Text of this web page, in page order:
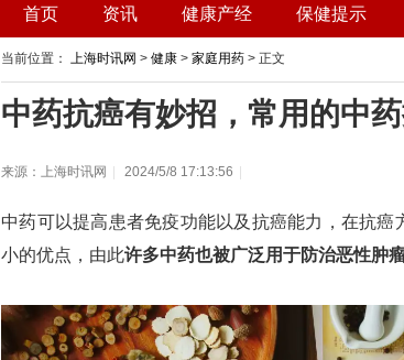
首页 资讯 健康产经 保健提示
当前位置： 上海时讯网 > 健康 > 家庭用药 > 正文
中药抗癌有妙招，常用的中
来源：上海时讯网 2024/5/8 17:13:56
中药可以提高患者免疫功能以及抗癌能力，在抗癌
小的优点，由此许多中药也被广泛用于防治恶性肿瘤